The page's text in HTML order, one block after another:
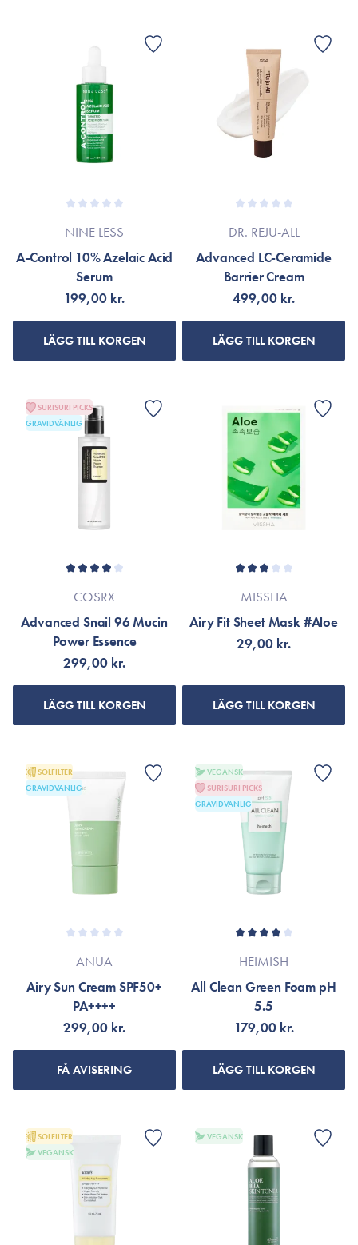
NINE LESS
A-Control 10% Azelaic Acid
Serum
199,00 kr.
LÄGG TILL KORGEN
DR. REJU-ALL
Advanced LC-Ceramide
Barrier Cream
499,00 kr.
LÄGG TILL KORGEN
SURISURI PICKS
GRAVIDVÄNLIG
COSRX
Advanced Snail 96 Mucin
Power Essence
299,00 kr.
LÄGG TILL KORGEN
MISSHA
Airy Fit Sheet Mask #Aloe
29,00 kr.
LÄGG TILL KORGEN
SOLFILTER
GRAVIDVÄNLIG
ANUA
Airy Sun Cream SPF50+
PA++++
299,00 kr.
FÅ AVISERING
VEGANSK
SURISURI PICKS
GRAVIDVÄNLIG
HEIMISH
All Clean Green Foam pH
5.5
179,00 kr.
LÄGG TILL KORGEN
SOLFILTER
VEGANSK
VEGANSK